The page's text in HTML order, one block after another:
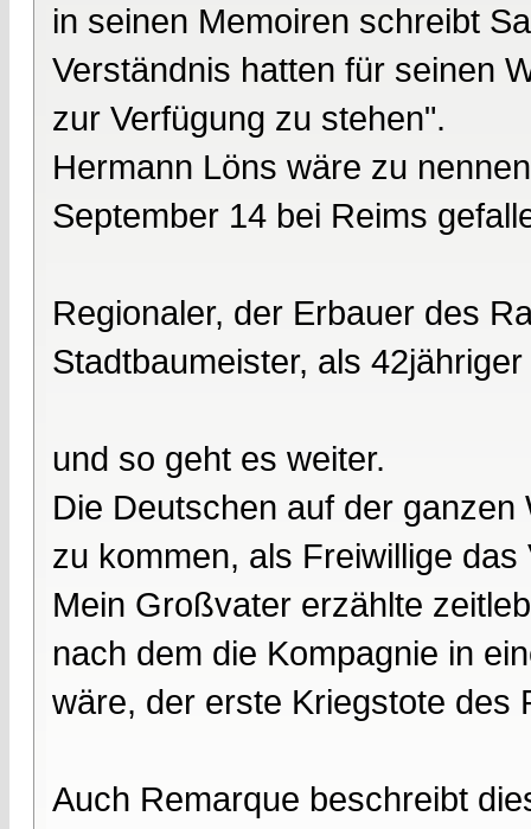
in seinen Memoiren schreibt
Verständnis hatten für seinen
zur Verfügung zu stehen".
Hermann Löns wäre zu
September 14 bei Reims
Regionaler, der Erbauer des
Stadtbaumeister, als
und so geht es weiter.
Die Deutschen auf der
zu kommen, als Freiwillige
Mein Großvater erzählte
nach dem die Kompagnie in
wäre, der erste Kriegstote des
Auch Remarque beschreibt